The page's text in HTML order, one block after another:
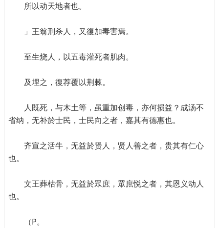
所以动天地者也。
」王翁刑杀人，又復加毒害焉。
至生烧人，以五毒灌死者肌肉。
及埋之，復荐覆以荆棘。
人既死，与木土等，虽重加创毒，亦何损益？成汤不
省纳，无补於士民，士民向之者，嘉其有德惠也。
齐宣之活牛，无益於贤人，贤人善之者，贵其有仁心
也。
文王葬枯骨，无益於眾庶，眾庶悦之者，其恩义动人
也。
（P。